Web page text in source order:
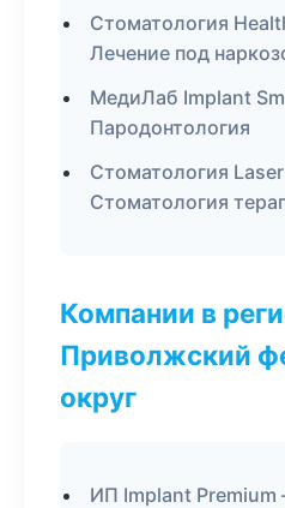
Стоматология
Лечение под
МедиЛаб Implant
Пародонтология
Стоматология
Стоматология
Компании в
Приволжский
округ
ИП Implant